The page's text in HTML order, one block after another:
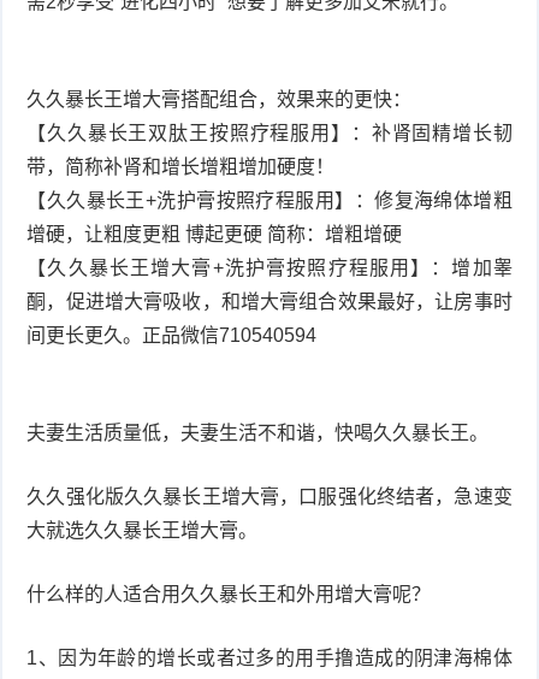
久久暴长王增大膏搭配组合，效果来的更快：
【久久暴长王双肽王按照疗程服用】：补肾固精增长韧
带，简称补肾和增长增粗增加硬度！
【久久暴长王+洗护膏按照疗程服用】：修复海绵体增粗
增硬，让粗度更粗 博起更硬 简称：增粗增硬
【久久暴长王增大膏+洗护膏按照疗程服用】：增加睾
酮，促进增大膏吸收，和增大膏组合效果最好，让房事时
间更长更久。正品微信710540594
夫妻生活质量低，夫妻生活不和谐，快喝久久暴长王。
久久强化版久久暴长王增大膏，口服强化终结者，急速变
大就选久久暴长王增大膏。
什么样的人适合用久久暴长王和外用增大膏呢？
1、因为年龄的增长或者过多的用手撸造成的阴津海棉体